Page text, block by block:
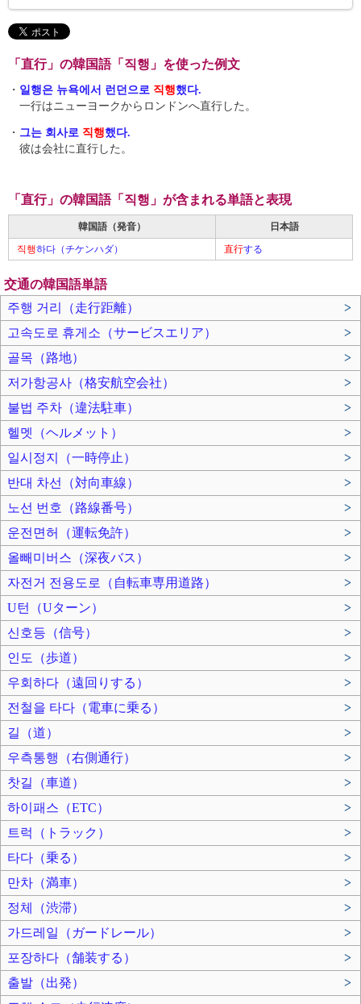
「直行」の韓国語「직행」を使った例文
・ 일행은 뉴욕에서 런던으로 직행했다.
一行はニューヨークからロンドンへ直行した。
・ 그는 회사로 직행했다.
彼は会社に直行した。
「直行」の韓国語「직행」が含まれる単語と表現
韓国語（発音）
日本語
직행하다（チケンハダ） 直行する
交通の韓国語単語
주행 거리（走行距離）
>
고속도로 휴게소（サービスエリア）
>
골목（路地）
>
저가항공사（格安航空会社）
>
불법 주차（違法駐車）
>
헬멧（ヘルメット）
>
일시정지（一時停止）
>
반대 차선（対向車線）
>
노선 번호（路線番号）
>
운전면허（運転免許）
>
올빼미버스（深夜バス）
>
자전거 전용도로（自転車専用道路）
>
U턴（Uターン）
>
신호등（信号）
>
인도（歩道）
>
우회하다（遠回りする）
>
전철을 타다（電車に乗る）
>
길（道）
>
우측통행（右側通行）
>
찻길（車道）
>
하이패스（ETC）
>
트럭（トラック）
>
타다（乗る）
>
만차（満車）
>
정체（渋滞）
>
가드레일（ガードレール）
>
포장하다（舗装する）
>
출발（出発）
>